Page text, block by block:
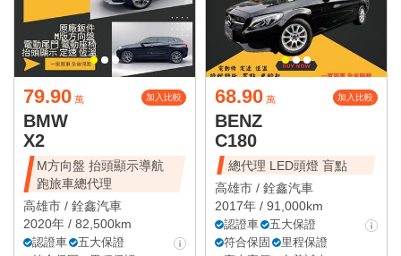
79.90 萬 加入比較
BMW
X2
M方向盤 抬頭顯示導航
跑旅車總代理
高雄市 / 銓鑫汽車
2020年 / 82,500km
認證車
五大保證
68.90 萬 加入比較
BENZ
C180
總代理 LED頭燈 盲點
高雄市 / 銓鑫汽車
2017年 / 91,000km
認證車
五大保證
符合保固
里程保證